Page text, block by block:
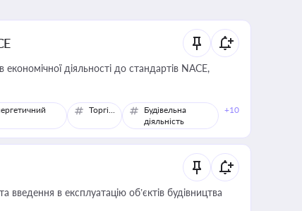
діяльності до стандартів NACE,
Торгівля
Будівельна
діяльність
+10
в експлуатацію об’єктів будівництва